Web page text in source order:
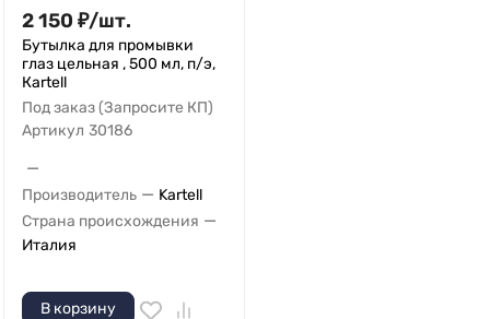
2 150 ₽/шт.
Бутылка для промывки
глаз цельная , 500 мл, п/э,
Кartell
Под заказ (Запросите КП)
Артикул 30186
—
Производитель — Kartell
Страна происхождения —
Италия
В корзину